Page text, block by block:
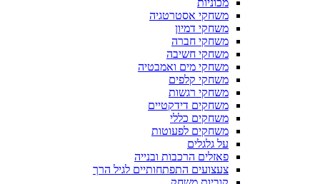
מכוניות
משחקי אסטרטגיה
משחקי דמיון
משחקי חברה
משחקי חשיבה
משחקי מים ואמבטיה
משחקי קלפים
משחקי רגשות
משחקים דידקטיים
משחקים כללי
משחקים לפעוטות
על גלגלים
פאזלים הרכבות ובנייה
צעצועים התפתחותיים לגיל הרך